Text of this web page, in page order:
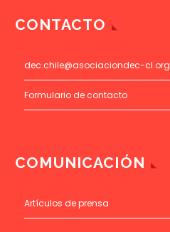
CONTACTO
dec.chile@asociaciondec-cl.org
Formulario de contacto
COMUNICACIÓN
Artículos de prensa